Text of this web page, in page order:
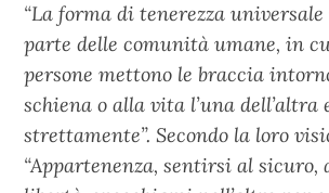
“La forma di tenerezza
parte delle comunità umane, in
persone mettono le braccia
schiena o alla vita l’una dell’altra
strettamente”. Secondo la loro
“Appartenenza, sentirsi al sicuro,